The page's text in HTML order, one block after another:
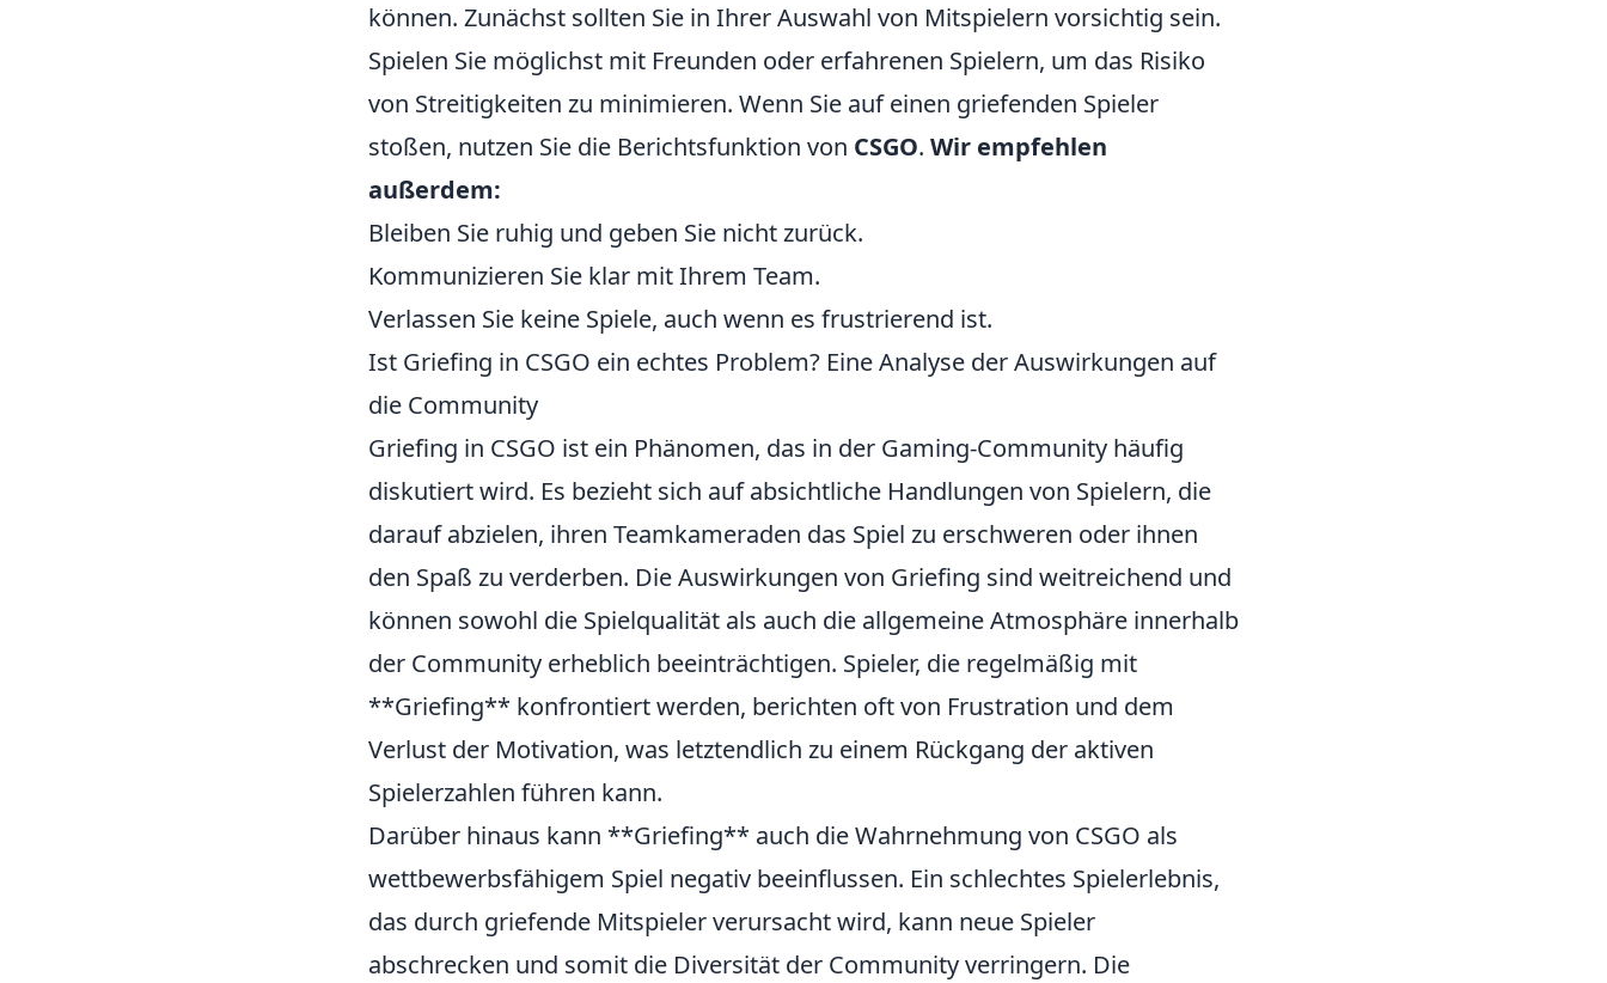
können. Zunächst sollten Sie in Ihrer Auswahl von Mitspielern vorsichtig sein.
Spielen Sie möglichst mit Freunden oder erfahrenen Spielern, um das Risiko
von Streitigkeiten zu minimieren. Wenn Sie auf einen griefenden Spieler
stoßen, nutzen Sie die Berichtsfunktion von CSGO. Wir empfehlen
außerdem:
Bleiben Sie ruhig und geben Sie nicht zurück.
Kommunizieren Sie klar mit Ihrem Team.
Verlassen Sie keine Spiele, auch wenn es frustrierend ist.
Ist Griefing in CSGO ein echtes Problem? Eine Analyse der Auswirkungen auf
die Community
Griefing in CSGO ist ein Phänomen, das in der Gaming-Community häufig
diskutiert wird. Es bezieht sich auf absichtliche Handlungen von Spielern, die
darauf abzielen, ihren Teamkameraden das Spiel zu erschweren oder ihnen
den Spaß zu verderben. Die Auswirkungen von Griefing sind weitreichend und
können sowohl die Spielqualität als auch die allgemeine Atmosphäre innerhalb
der Community erheblich beeinträchtigen. Spieler, die regelmäßig mit
**Griefing** konfrontiert werden, berichten oft von Frustration und dem
Verlust der Motivation, was letztendlich zu einem Rückgang der aktiven
Spielerzahlen führen kann.
Darüber hinaus kann **Griefing** auch die Wahrnehmung von CSGO als
wettbewerbsfähigem Spiel negativ beeinflussen. Ein schlechtes Spielerlebnis,
das durch griefende Mitspieler verursacht wird, kann neue Spieler
abschrecken und somit die Diversität der Community verringern. Die